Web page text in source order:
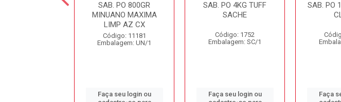
SAB. PO 800GR
MINUANO MAXIMA
LIMP AZ CX
Código: 11181
Embalagem: UN/1
Faça seu login ou
SAB. PO 4KG TUFF
SACHE
Código: 1752
Embalagem: SC/1
Faça seu login ou
SAB. PO
Faça